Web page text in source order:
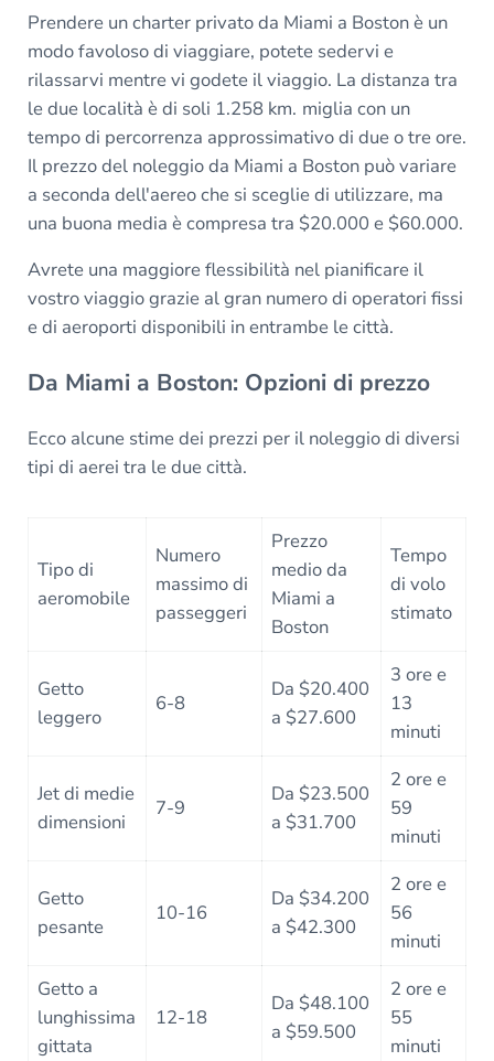
Prendere un charter privato da Miami a Boston è un
modo favoloso di viaggiare, potete sedervi e
rilassarvi mentre vi godete il viaggio. La distanza tra
le due località è di soli 1.258 km. miglia con un
tempo di percorrenza approssimativo di due o tre ore.
Il prezzo del noleggio da Miami a Boston può variare
a seconda dell'aereo che si sceglie di utilizzare, ma
una buona media è compresa tra $20.000 e $60.000.
Avrete una maggiore flessibilità nel pianificare il
vostro viaggio grazie al gran numero di operatori fissi
e di aeroporti disponibili in entrambe le città.
Da Miami a Boston: Opzioni di prezzo
Ecco alcune stime dei prezzi per il noleggio di diversi
tipi di aerei tra le due città.
Tipo di
aeromobile
Numero
massimo di
passeggeri
Prezzo
medio da
Miami a
Boston
Tempo
di volo
stimato
Getto
leggero
6-8
Da $20.400
a $27.600
3 ore e
13
minuti
Jet di medie
dimensioni
7-9
Da $23.500
a $31.700
2 ore e
59
minuti
Getto
pesante
10-16
Da $34.200
a $42.300
2 ore e
56
minuti
Getto a
lunghissima
gittata
12-18
Da $48.100
a $59.500
2 ore e
55
minuti